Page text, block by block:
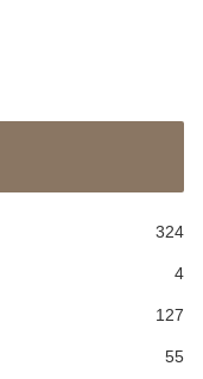
324
4
127
55